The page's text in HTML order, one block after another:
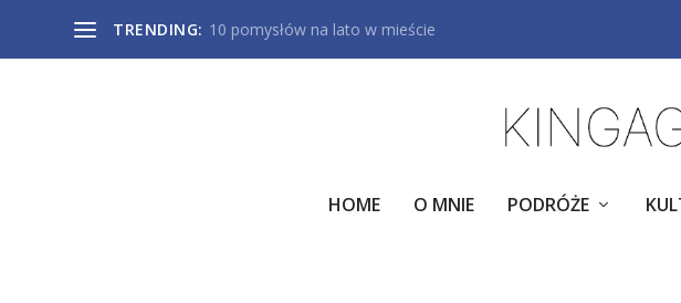
TRENDING: 10 pomysłów na lato w mieście
HOME O MNIE PODRÓŻE